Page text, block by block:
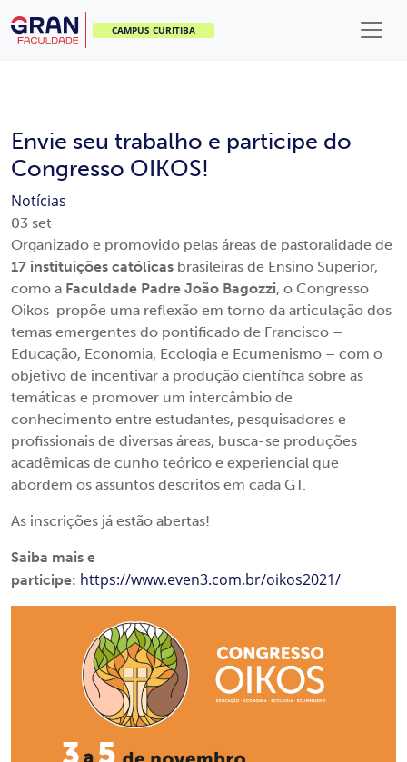
CAMPUS CURITIBA
Envie seu trabalho e participe do
Congresso OIKOS!
Notícias
03 set
Organizado e promovido pelas áreas de pastoralidade de
17 instituições católicas brasileiras de Ensino Superior,
como a Faculdade Padre João Bagozzi, o Congresso
Oikos propõe uma reflexão em torno da articulação dos
temas emergentes do pontificado de Francisco –
Educação, Economia, Ecologia e Ecumenismo – com o
objetivo de incentivar a produção científica sobre as
temáticas e promover um intercâmbio de
conhecimento entre estudantes, pesquisadores e
profissionais de diversas áreas, busca-se produções
acadêmicas de cunho teórico e experiencial que
abordem os assuntos descritos em cada GT.
As inscrições já estão abertas!
Saiba mais e
participe: https://www.even3.com.br/oikos2021/